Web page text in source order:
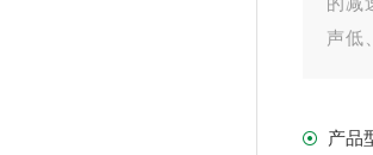
声低
■ 电
产品